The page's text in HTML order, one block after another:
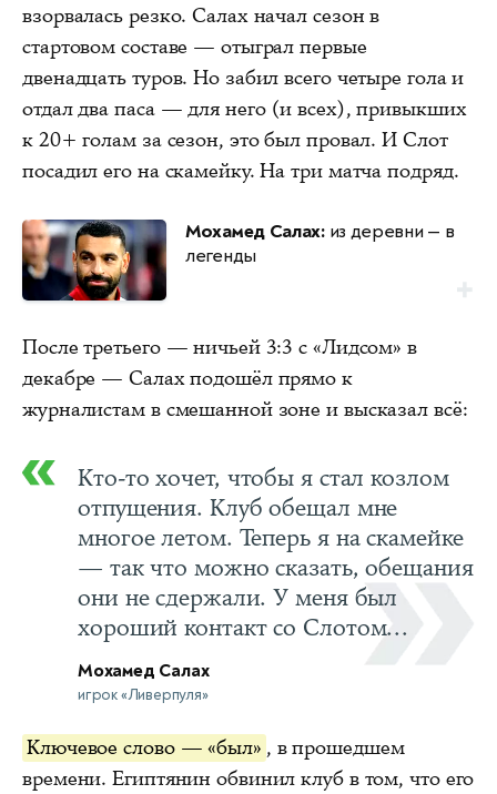
взорвалась резко. Салах начал сезон в
стартовом составе — отыграл первые
двенадцать туров. Но забил всего четыре гола и
отдал два паса — для него (и всех), привыкших
к 20+ голам за сезон, это был провал. И Слот
посадил его на скамейку. На три матча подряд.
Мохамед Салах:из деревни — в
легенды
После третьего — ничьей 3:3 с «Лидсом» в
декабре — Салах подошёл прямо к
журналистам в смешанной зоне и высказал всё:
Кто-то хочет, чтобы я стал козлом
отпущения. Клуб обещал мне
многое летом. Теперь я на скамейке
— так что можно сказать, обещания
они не сдержали. У меня был
хороший контакт со Слотом...
Мохамед Салах
игрок «Ливерпуля»
Ключевое слово — «был» , в прошедшем
времени. Египтянин обвинил клуб в том, что его